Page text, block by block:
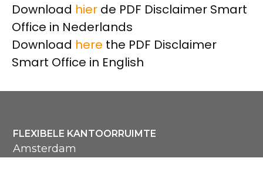
Download hier de PDF Disclaimer Smart
Office in Nederlands
Download here the PDF Disclaimer
Smart Office in English
FLEXIBELE KANTOORRUIMTE
Amsterdam